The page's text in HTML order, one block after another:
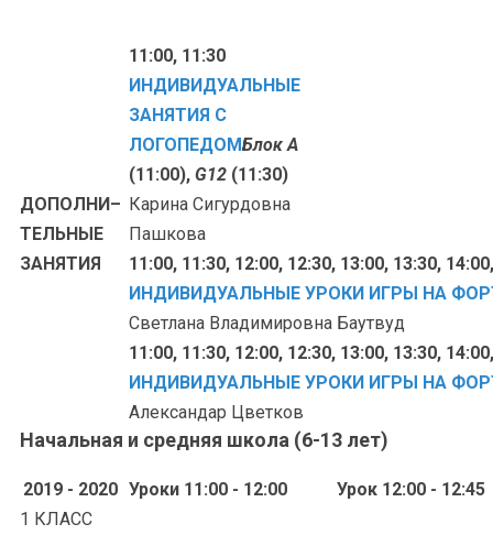
ДОПОЛНИ–
ТЕЛЬНЫЕ
ЗАНЯТИЯ
11:00, 11:30
ИНДИВИДУАЛЬНЫЕ
ЗАНЯТИЯ С
ЛОГОПЕДОМБлок A
(11:00), G12(11:30)
Карина Сигурдовна
Пашкова
11:00, 11:30, 12:00, 12:30, 13:00, 13:30,
ИНДИВИДУАЛЬНЫЕ УРОКИ ИГРЫ НА
Светлана Владимировна Баутвуд
11:00, 11:30, 12:00, 12:30, 13:00, 13:30,
ИНДИВИДУАЛЬНЫЕ УРОКИ ИГРЫ НА
Александар Цветков
Начальная и средняя школа (6-13 лет)
2019 - 2020 Уроки 11:00 - 12:00
Урок 12:00 - 12:45
1 КЛАСС